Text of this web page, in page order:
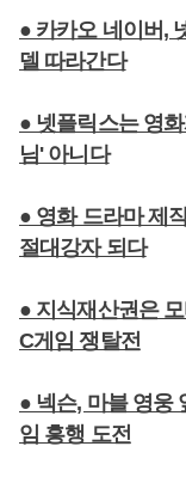
● 카카오 네이버,
델 따라간다
● 넷플릭스는 영
님' 아니다
● 영화 드라마 제
절대강자 되다
● 지식재산권은
C게임 쟁탈전
● 넥슨, 마블 영웅
임 흥행 도전